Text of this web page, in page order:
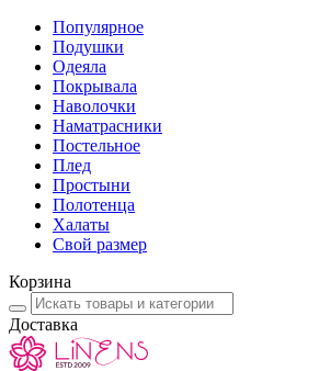
Популярное
Подушки
Одеяла
Покрывала
Наволочки
Наматрасники
Постельное
Плед
Простыни
Полотенца
Халаты
Свой размер
Корзина
Доставка